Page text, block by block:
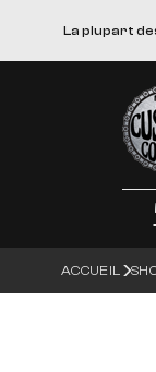
La plupart
ACCUEIL